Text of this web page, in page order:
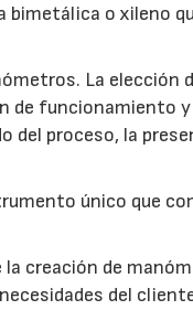
o xileno
La elección
de funcionamiento
proceso, la
único que
creación de
del